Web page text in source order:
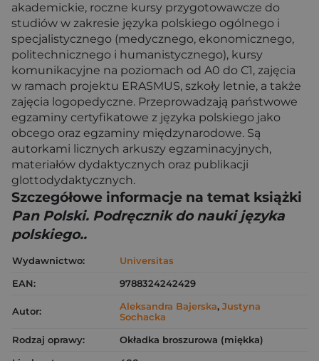
akademickie, roczne kursy przygotowawcze do
studiów w zakresie języka polskiego ogólnego i
specjalistycznego (medycznego, ekonomicznego,
politechnicznego i humanistycznego), kursy
komunikacyjne na poziomach od A0 do C1, zajęcia
w ramach projektu ERASMUS, szkoły letnie, a także
zajęcia logopedyczne. Przeprowadzają państwowe
egzaminy certyfikatowe z języka polskiego jako
obcego oraz egzaminy międzynarodowe. Są
autorkami licznych arkuszy egzaminacyjnych,
materiałów dydaktycznych oraz publikacji
glottodydaktycznych.
Szczegółowe informacje na temat książki
Pan Polski. Podręcznik do nauki języka
polskiego..
Wydawnictwo:
Universitas
EAN:
9788324242429
Autor: Aleksandra Bajerska, Justyna
Sochacka
Rodzaj oprawy:
Okładka broszurowa (miękka)